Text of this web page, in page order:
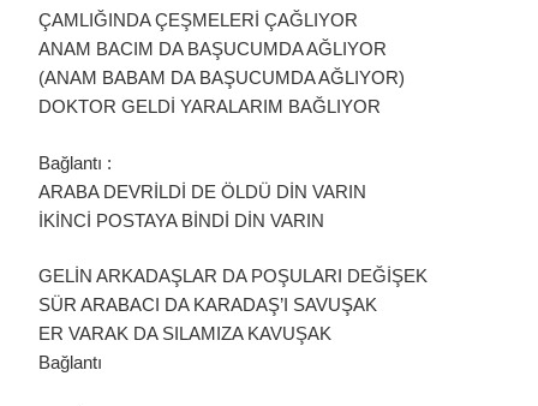
IÇIN
ÇAMLIĞINDA ÇEŞMELERİ ÇAĞLIYOR
ANAM BACIM DA BAŞUCUMDA AĞLIYOR
(ANAM BABAM DA BAŞUCUMDA AĞLIYOR)
DOKTOR GELDİ YARALARIM BAĞLIYOR
Bağlantı :
ARABA DEVRİLDİ DE ÖLDÜ DİN VARIN
İKİNCİ POSTAYA BİNDİ DİN VARIN
GELİN ARKADAŞLAR DA POŞULARI DEĞİŞEK
SÜR ARABACI DA KARADAŞ’I SAVUŞAK
ER VARAK DA SILAMIZA KAVUŞAK
Bağlantı